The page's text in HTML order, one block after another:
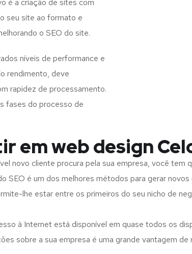
é a criação de sites com
seu site ao formato e
o SEO do site.
níveis de performance e
rendimento, deve
rapidez de processamento.
fases do processo de
em web design
novo cliente procura pela sua empresa, você tem
SEO é um dos melhores métodos para gerar
lhe estar entre os primeiros do seu nicho de
à Internet está disponível em quase todos os
sobre a sua empresa é uma grande vantagem